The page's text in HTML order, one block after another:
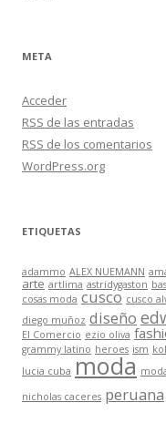
META
Acceder
RSS de las entradas
RSS de los comentarios
WordPress.org
ETIQUETAS
adammo ALEX NUEMANN
arte artlima astridygaston
cosas moda cusco cusco
diego muñoz diseño
El Comercio ezio oliva
grammy latino heroes ism
lucia cuba moda
nicholas caceres peruana